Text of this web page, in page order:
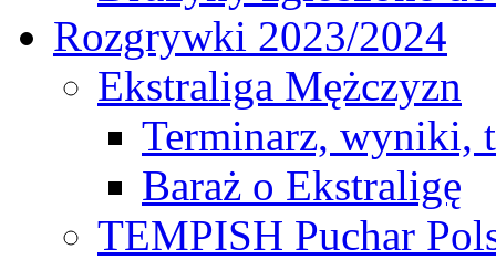
Rozgrywki 2023/2024
Ekstraliga Mężczyzn
Terminarz, wyniki,
Baraż o Ekstraligę
TEMPISH Puchar